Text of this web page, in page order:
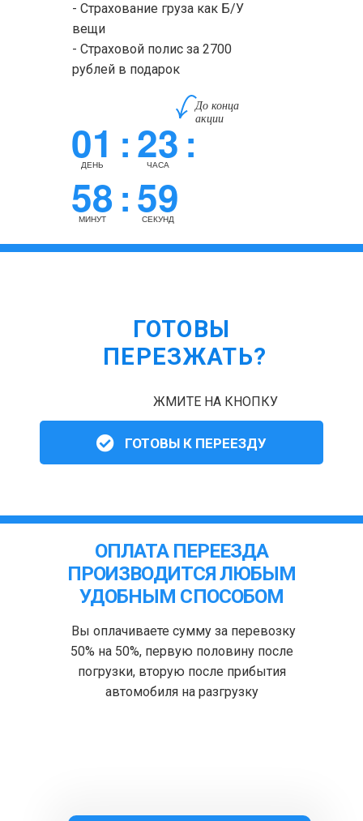
- Страхование груза как Б/У
вещи
- Страховой полис за 2700
рублей в подарок
До конца
акции
01:
ДЕНЬ 23:
ЧАСА
58:
МИНУТ 58
СЕКУНД
ГОТОВЫ
ПЕРЕЗЖАТЬ?
ЖМИТЕ НА КНОПКУ
ГОТОВЫ К ПЕРЕЕЗДУ
ОПЛАТА ПЕРЕЕЗДА
ПРОИЗВОДИТСЯ ЛЮБЫМ
УДОБНЫМ СПОСОБОМ
Вы оплачиваете сумму за перевозку
50% на 50%, первую половину после
погрузки, вторую после прибытия
автомобиля на разгрузку